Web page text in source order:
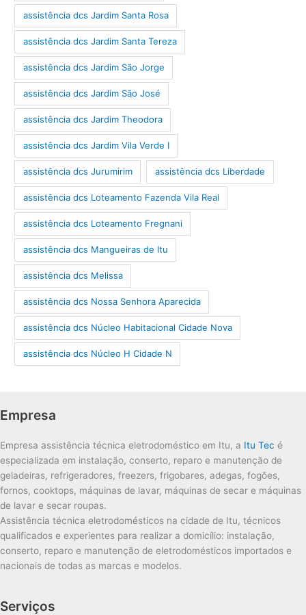
assistência dcs Jardim Santa Rosa
assistência dcs Jardim Santa Tereza
assistência dcs Jardim São Jorge
assistência dcs Jardim São José
assistência dcs Jardim Theodora
assistência dcs Jardim Vila Verde I
assistência dcs Jurumirim assistência dcs Liberdade
assistência dcs Loteamento Fazenda Vila Real
assistência dcs Loteamento Fregnani
assistência dcs Mangueiras de Itu
assistência dcs Melissa
assistência dcs Nossa Senhora Aparecida
assistência dcs Núcleo Habitacional Cidade Nova
assistência dcs Núcleo H Cidade N
Empresa
Empresa assistência técnica eletrodoméstico em Itu, a Itu Tec é
especializada em instalação, conserto, reparo e manutenção de
geladeiras, refrigeradores, freezers, frigobares, adegas, fogões,
fornos, cooktops, máquinas de lavar, máquinas de secar e máquinas
de lavar e secar roupas.
Assistência técnica eletrodomésticos na cidade de Itu, técnicos
qualificados e experientes para realizar a domicílio: instalação,
conserto, reparo e manutenção de eletrodomésticos importados e
nacionais de todas as marcas e modelos.
Serviços